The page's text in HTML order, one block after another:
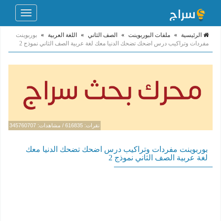
Toggle
الرئيسية » ملفات البوربوينت » الصف الثاني » اللغة العربية » بوربوينت
مفردات وتراكيب درس اضحك تضحك الدنيا معك لغة عربية الصف الثاني نموذج 2
نقرات: 616835 / مشاهدات: 345760707
بوربوينت مفردات وتراكيب درس اضحك تضحك الدنيا معك
لغة عربية الصف الثاني نموذج 2